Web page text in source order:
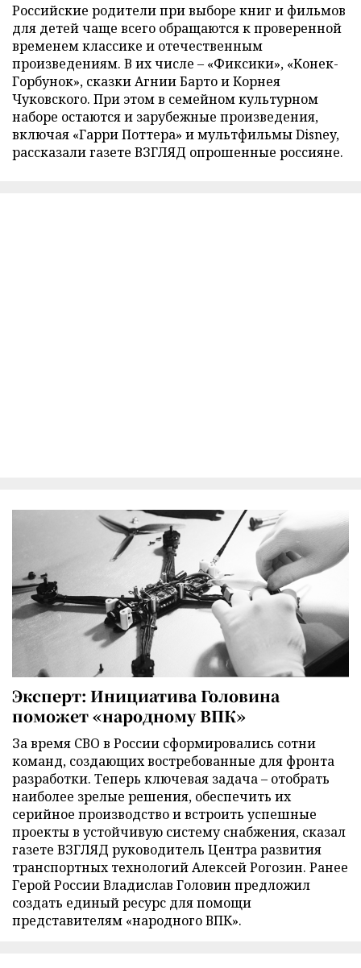
Российские родители при выборе книг и фильмов
для детей чаще всего обращаются к проверенной
временем классике и отечественным
произведениям. В их числе – «Фиксики», «Конек-
Горбунок», сказки Агнии Барто и Корнея
Чуковского. При этом в семейном культурном
наборе остаются и зарубежные произведения,
включая «Гарри Поттера» и мультфильмы Disney,
рассказали газете ВЗГЛЯД опрошенные россияне.
Эксперт: Инициатива Головина
поможет «народному ВПК»
За время СВО в России сформировались сотни
команд, создающих востребованные для фронта
разработки. Теперь ключевая задача – отобрать
наиболее зрелые решения, обеспечить их
серийное производство и встроить успешные
проекты в устойчивую систему снабжения, сказал
газете ВЗГЛЯД руководитель Центра развития
транспортных технологий Алексей Рогозин. Ранее
Герой России Владислав Головин предложил
создать единый ресурс для помощи
представителям «народного ВПК».